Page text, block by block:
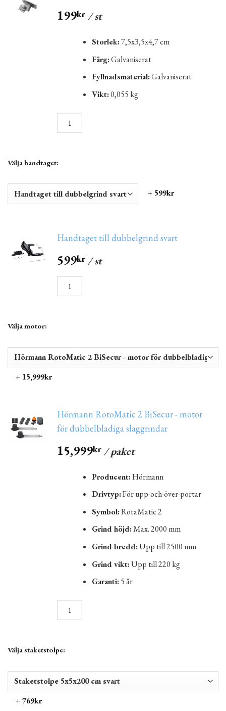
199kr / st
Storlek:7,5x3,5x4,7 cm
Färg:Galvaniserat
Fyllnadsmaterial:Galvaniserat
Vikt:0,055 kg
Välja handtaget:
+ 599kr
Handtaget till dubbelgrind svart
599kr / st
Välja motor:
+ 15,999kr
Hörmann RotoMatic 2 BiSecur - motor
för dubbelbladiga slaggrindar
15,999kr / paket
Producent:Hörmann
Drivtyp:För upp-och-över-portar
Symbol:RotaMatic 2
Grind höjd:Max. 2000 mm
Grind bredd:Upp till 2500 mm
Grind vikt:Upp till 220 kg
Garanti:5 år
Välja staketstolpe:
+ 769kr